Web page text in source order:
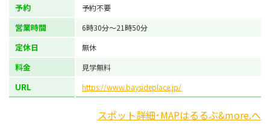
予約 予約不要
営業時間 6時30分～21時50分
定休日 無休
料金 見学無料
URL https://www.baysideplace.jp/
スポット詳細･MAPはるるぶ&more.へ